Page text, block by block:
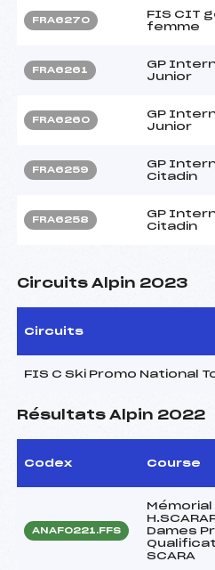
FRA6270
FIS CIT
femme
FRA6261
GP
Junior
FRA6260
GP
Junior
FRA6259
GP
Citadin
FRA6258
GP
Citadin
Circuits Alpin 2023
Circuits
FIS C Ski Promo National
Résultats Alpin 2022
Codex Course
ANAF0221.FFS
Mémorial
Dames
SCARA